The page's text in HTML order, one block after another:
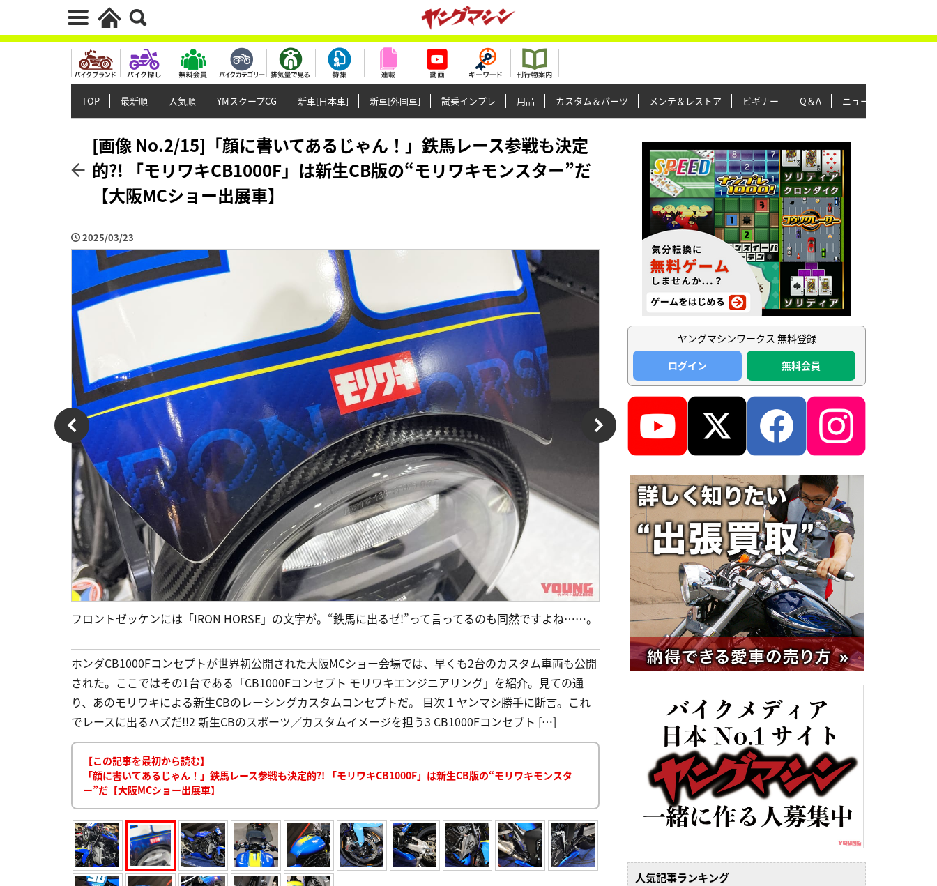
TOP 最新順 人気順 YMスクープCG 新車[日本車] 新車[外国車] 試乗インプレ 用品 カスタム＆パーツ メンテ＆レストア ビギナー Q＆A ニュース＆トピックス
[画像 No.2/15]「顔に書いてあるじゃん！」鉄馬レース参戦も決定
的?! 「モリワキCB1000F」は新生CB版の“モリワキモンスター”だ
【大阪MCショー出展車】
2025/03/23
フロントゼッケンには「IRON HORSE」の文字が。“鉄馬に出るゼ!”って言ってるのも同然ですよね……。
ホンダCB1000Fコンセプトが世界初公開された大阪MCショー会場では、早くも2台のカスタム車両も公開
された。ここではその1台である「CB1000Fコンセプト モリワキエンジニアリング」を紹介。見ての通
り、あのモリワキによる新生CBのレーシングカスタムコンセプトだ。 目次 1 ヤンマシ勝手に断言。これ
でレースに出るハズだ!!2 新生CBのスポーツ／カスタムイメージを担う3 CB1000Fコンセプト […]
【この記事を最初から読む】
「顔に書いてあるじゃん！」鉄馬レース参戦も決定的?! 「モリワキCB1000F」は新生CB版の“モリワキモンスタ
ー”だ【大阪MCショー出展車】
ヤングマシンワークス 無料登録
ログイン
無料会員
人気記事ランキング